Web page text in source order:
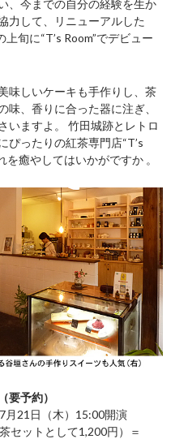
、今までの自分の経験を生か
力して、リニューアルした
旬に“T’s Room”でデビュー
味しいケーキも手作りし、茶
、香りに合った器に注ぎ、
いますよ。 竹田城跡とレトロ
ぴったりの紅茶専門店“T’s
癒やしてはいかがですか 。
要予約）
月21日（木）15:00開演
セットとして1,200円）＝